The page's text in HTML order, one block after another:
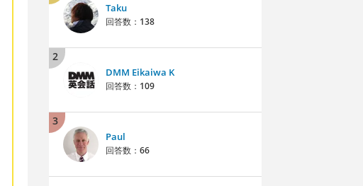
Taku
回答数： 138
2
DMM Eikaiwa K
回答数： 109
3
Paul
回答数： 66